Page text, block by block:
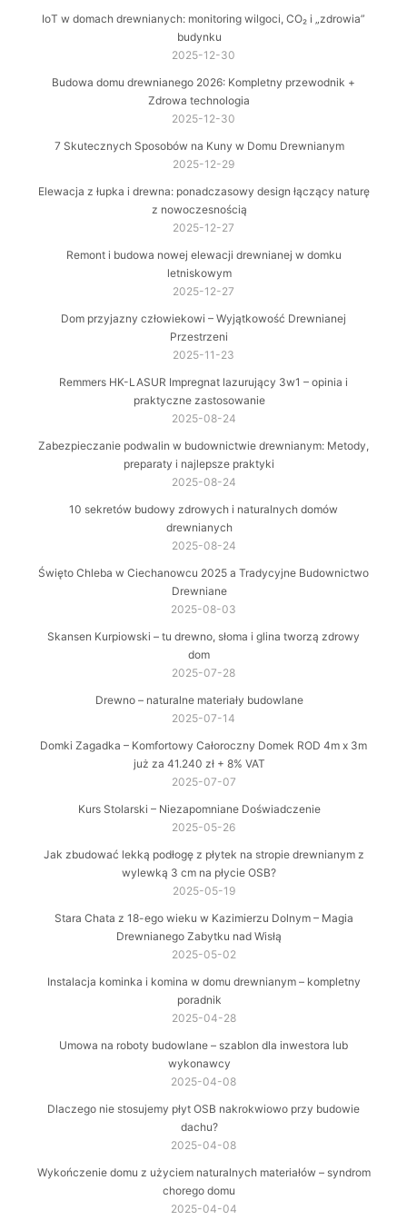
IoT w domach drewnianych: monitoring wilgoci, CO₂ i „zdrowia”
budynku
2025-12-30
Budowa domu drewnianego 2026: Kompletny przewodnik +
Zdrowa technologia
2025-12-30
7 Skutecznych Sposobów na Kuny w Domu Drewnianym
2025-12-29
Elewacja z łupka i drewna: ponadczasowy design łączący naturę
z nowoczesnością
2025-12-27
Remont i budowa nowej elewacji drewnianej w domku
letniskowym
2025-12-27
Dom przyjazny człowiekowi – Wyjątkowość Drewnianej
Przestrzeni
2025-11-23
Remmers HK-LASUR Impregnat lazurujący 3w1 – opinia i
praktyczne zastosowanie
2025-08-24
Zabezpieczanie podwalin w budownictwie drewnianym: Metody,
preparaty i najlepsze praktyki
2025-08-24
10 sekretów budowy zdrowych i naturalnych domów
drewnianych
2025-08-24
Święto Chleba w Ciechanowcu 2025 a Tradycyjne Budownictwo
Drewniane
2025-08-03
Skansen Kurpiowski – tu drewno, słoma i glina tworzą zdrowy
dom
2025-07-28
Drewno – naturalne materiały budowlane
2025-07-14
Domki Zagadka – Komfortowy Całoroczny Domek ROD 4m x 3m
już za 41.240 zł + 8% VAT
2025-07-07
Kurs Stolarski – Niezapomniane Doświadczenie
2025-05-26
Jak zbudować lekką podłogę z płytek na stropie drewnianym z
wylewką 3 cm na płycie OSB?
2025-05-19
Stara Chata z 18-ego wieku w Kazimierzu Dolnym – Magia
Drewnianego Zabytku nad Wisłą
2025-05-02
Instalacja kominka i komina w domu drewnianym – kompletny
poradnik
2025-04-28
Umowa na roboty budowlane – szablon dla inwestora lub
wykonawcy
2025-04-08
Dlaczego nie stosujemy płyt OSB nakrokwiowo przy budowie
dachu?
2025-04-08
Wykończenie domu z użyciem naturalnych materiałów – syndrom
chorego domu
2025-04-04